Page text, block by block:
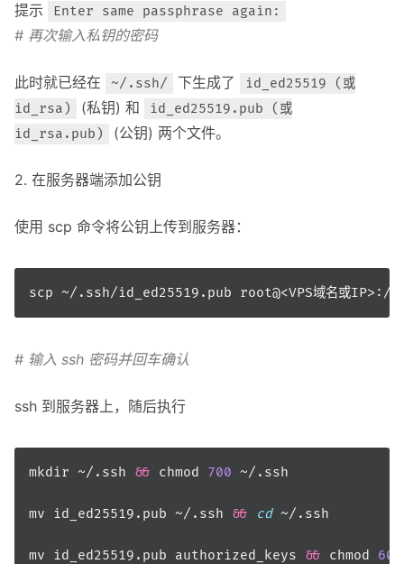
提示 Enter same passphrase again:
# 再次输入私钥的密码
此时就已经在 ~/.ssh/ 下生成了
id_ed25519 (或
id_rsa)
(私钥) 和
id_ed25519.pub (或
id_rsa.pub)
(公钥) 两个文件。
2. 在服务器端添加公钥
使用 scp 命令将公钥上传到服务器：
# 输入 ssh 密码并回车确认
ssh 到服务器上，随后执行
mkdir ~/.ssh && chmod 700
mv id_ed25519.pub ~/.ssh && cd
mv id_ed25519.pub authorized_keys && chmod 600